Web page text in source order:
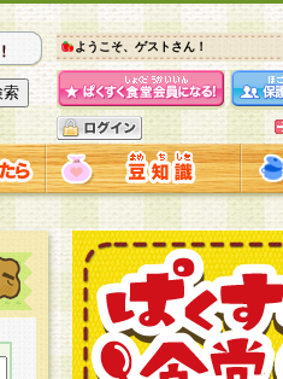
ようこそ、ゲストさん！